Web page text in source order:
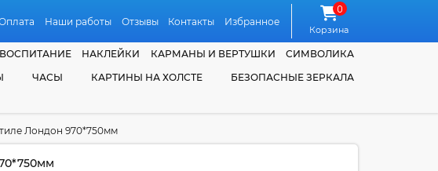
Наши работы Отзывы Контакты Избранное
0
Корзина
НАКЛЕЙКИ КАРМАНЫ И ВЕРТУШКИ
СИМВОЛИКА
ЧАСЫ КАРТИНЫ НА ХОЛСТЕ
БЕЗОПАСНЫЕ ЗЕРКАЛА
Лондон 970*750мм